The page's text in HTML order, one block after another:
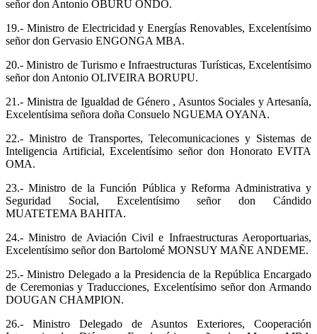
señor don Antonio OBURU ONDO.
19.- Ministro de Electricidad y Energías Renovables, Excelentísimo
señor don Gervasio ENGONGA MBA.
20.- Ministro de Turismo e Infraestructuras Turísticas, Excelentísimo
señor don Antonio OLIVEIRA BORUPU.
21.- Ministra de Igualdad de Género , Asuntos Sociales y Artesanía,
Excelentísima señora doña Consuelo NGUEMA OYANA.
22.- Ministro de Transportes, Telecomunicaciones y Sistemas de
Inteligencia Artificial, Excelentísimo señor don Honorato EVITA
OMA.
23.- Ministro de la Función Pública y Reforma Administrativa y
Seguridad Social, Excelentísimo señor don Cándido
MUATETEMA BAHITA.
24.- Ministro de Aviación Civil e Infraestructuras Aeroportuarias,
Excelentísimo señor don Bartolomé MONSUY MAÑE ANDEME.
25.- Ministro Delegado a la Presidencia de la República Encargado
de Ceremonias y Traducciones, Excelentísimo señor don Armando
DOUGAN CHAMPION.
26.- Ministro Delegado de Asuntos Exteriores, Cooperación